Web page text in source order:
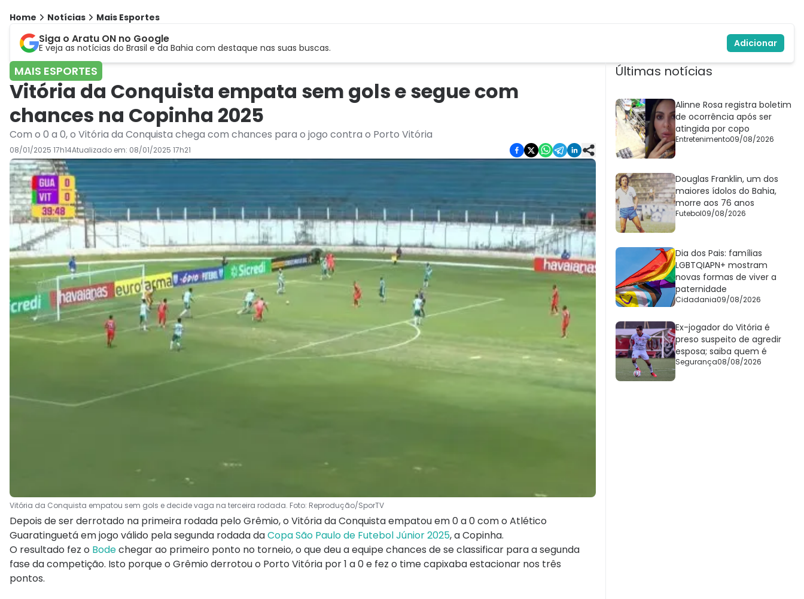
Home Notícias Mais Esportes
Siga o Aratu ON no Google
E veja as notícias do Brasil e da Bahia com destaque nas suas buscas. Adicionar
MAIS ESPORTES
Vitória da Conquista empata sem gols e segue com
chances na Copinha 2025
Com o 0 a 0, o Vitória da Conquista chega com chances para o jogo contra o Porto Vitória
08/01/2025 17h14Atualizado em: 08/01/2025 17h21
Vitória da Conquista empatou sem gols e decide vaga na terceira rodada. Foto: Reprodução/SporTV
Depois de ser derrotado na primeira rodada pelo Grêmio, o Vitória da Conquista empatou em 0 a 0 com o Atlético
Guaratinguetá em jogo válido pela segunda rodada daCopa São Paulo de Futebol Júnior 2025, a Copinha.
O resultado fez o Bodechegar ao primeiro ponto no torneio, o que deu a equipe chances de se classificar para a segunda
fase da competição. Isto porque o Grêmio derrotou o Porto Vitória por 1 a 0 e fez o time capixaba estacionar nos três
pontos.
Últimas notícias
Alinne Rosa registra boletim
de ocorrência após ser
atingida por copo
Entretenimento09/08/2026
Douglas Franklin, um dos
maiores ídolos do Bahia,
morre aos 76 anos
Futebol09/08/2026
Dia dos Pais: famílias
LGBTQIAPN+ mostram
novas formas de viver a
paternidade
Cidadania09/08/2026
Ex-jogador do Vitória é
preso suspeito de agredir
esposa; saiba quem é
Segurança08/08/2026